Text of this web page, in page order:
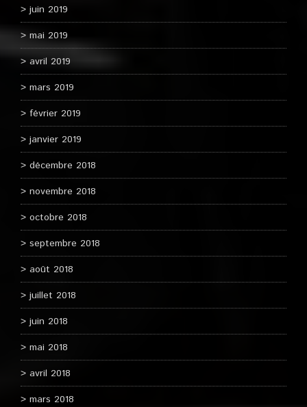
juin 2019
mai 2019
avril 2019
mars 2019
février 2019
janvier 2019
décembre 2018
novembre 2018
octobre 2018
septembre 2018
août 2018
juillet 2018
juin 2018
mai 2018
avril 2018
mars 2018